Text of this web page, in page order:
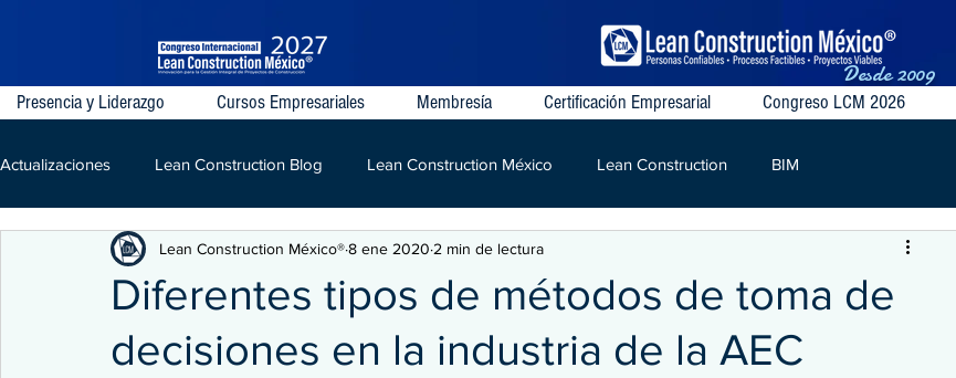
Desde 2009
Presencia y Liderazgo Cursos Empresariales Membresía Certificación Empresarial Congreso LCM 2026
Actualizaciones Lean Construction Blog Lean Construction México Lean Construction BIM
Last Planner System VDC IPD Lean LPDS Contratos Colaborativos
Construcción
Diferentes tipos de métodos de toma de
decisiones en la industria de la AEC
Lean Construction México®8 ene 2020 2 min de lectura